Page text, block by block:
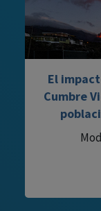
El
Cumbre